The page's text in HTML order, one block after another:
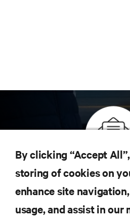
Inscreva-se para obter as
tecnologia
Receba atualizações
mais importantes da
mais recentes e insights de
By clicking “Accept
storing of cookies on
enhance site
usage, and assist in